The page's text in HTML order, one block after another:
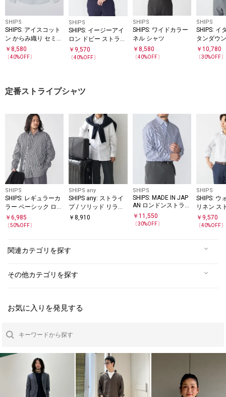
SHIPS
SHIPS: アイスコット
ン からみ織り セミワ
イドカラー シャツ
￥ 8,580
〔40%OFF〕
SHIPS
SHIPS: イージーアイ
ロン ドビー ストライ
プ ワイドカラー シャ
ツ
￥ 9,570
〔40%OFF〕
SHIPS
SHIPS: ワイドカラー
ネル シャツ
￥ 8,580
〔40%OFF〕
SHIPS
SHIPS: イ
タンダウ
ンガムチ
ツ
￥10,780
〔30%OFF〕
定番ストライプシャツ
SHIPS
SHIPS: レギュラーカ
ラー ベーシック ロン
グスリーブ シャツ
〈ストライプ/ギンガ
￥ 6,985
〔50%OFF〕
SHIPS any
SHIPS any: ストライ
プ / ソリッド リラッ
クス レギュラーカラ
￥8,910
SHIPS
SHIPS: MADE IN JAP
AN ロンドンストライ
プ イタリアン ボタン
ダウン シャツ
￥ 11,550
〔30%OFF〕
SHIPS
SHIPS: ウ
リネン ス
ャツ
￥ 9,570
〔40%OFF〕
関連カテゴリを探す
その他カテゴリを探す
お気に入りを発見する